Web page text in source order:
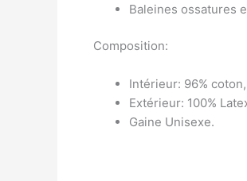
Baleines ossatures
Composition:
Intérieur: 96%
Extérieur: 100%
Gaine Unisexe.